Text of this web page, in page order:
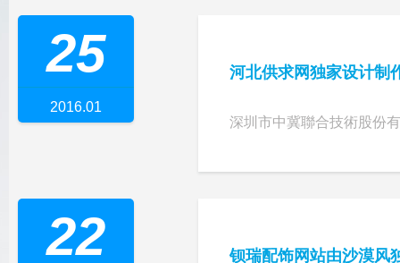
河北供求网独家设计制
深圳市中冀聯合技術股份
25
2016.01
钡瑞配饰网站由沙漠风
22